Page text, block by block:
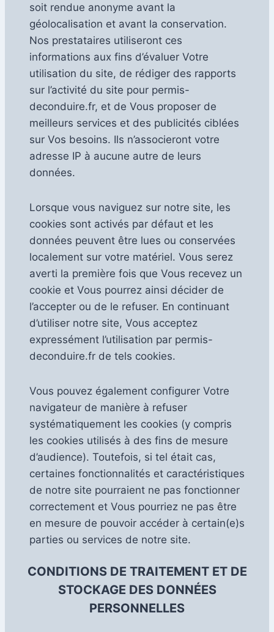
soit rendue anonyme avant la
géolocalisation et avant la conservation.
Nos prestataires utiliseront ces
informations aux fins d’évaluer Votre
utilisation du site, de rédiger des rapports
sur l’activité du site pour permis-
deconduire.fr, et de Vous proposer de
meilleurs services et des publicités ciblées
sur Vos besoins. Ils n’associeront votre
adresse IP à aucune autre de leurs
données.
Lorsque vous naviguez sur notre site, les
cookies sont activés par défaut et les
données peuvent être lues ou conservées
localement sur votre matériel. Vous serez
averti la première fois que Vous recevez un
cookie et Vous pourrez ainsi décider de
l’accepter ou de le refuser. En continuant
d’utiliser notre site, Vous acceptez
expressément l’utilisation par permis-
deconduire.fr de tels cookies.
Vous pouvez également configurer Votre
navigateur de manière à refuser
systématiquement les cookies (y compris
les cookies utilisés à des fins de mesure
d’audience). Toutefois, si tel était cas,
certaines fonctionnalités et caractéristiques
de notre site pourraient ne pas fonctionner
correctement et Vous pourriez ne pas être
en mesure de pouvoir accéder à certain(e)s
parties ou services de notre site.
CONDITIONS DE TRAITEMENT ET DE
STOCKAGE DES DONNÉES
PERSONNELLES